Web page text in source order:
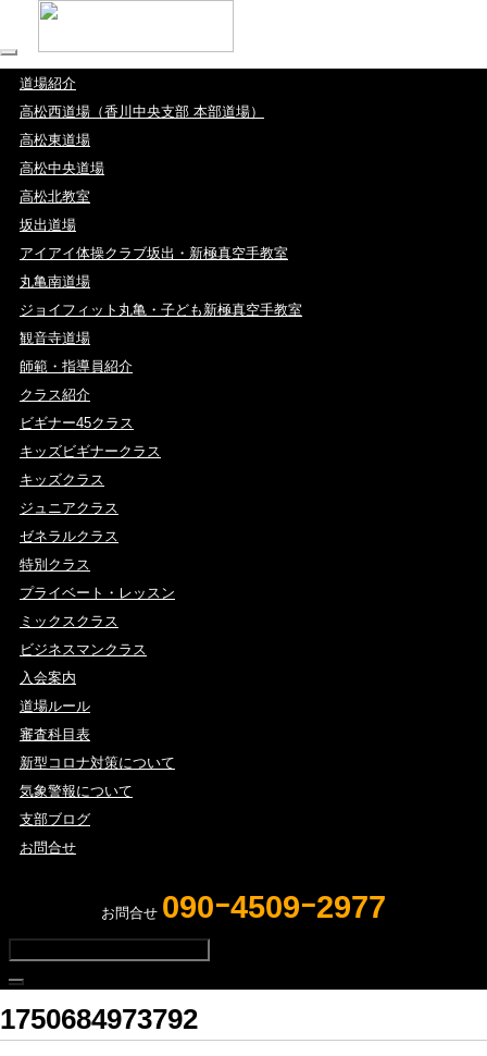
道場紹介
高松西道場（香川中央支部 本部道場）
高松東道場
高松中央道場
高松北教室
坂出道場
アイアイ体操クラブ坂出・新極真空手教室
丸亀南道場
ジョイフィット丸亀・子ども新極真空手教室
観音寺道場
師範・指導員紹介
クラス紹介
ビギナー45クラス
キッズビギナークラス
キッズクラス
ジュニアクラス
ゼネラルクラス
特別クラス
プライベート・レッスン
ミックスクラス
ビジネスマンクラス
入会案内
道場ルール
審査科目表
新型コロナ対策について
気象警報について
支部ブログ
お問合せ
お問合せ 090ｰ4509ｰ2977
1750684973792